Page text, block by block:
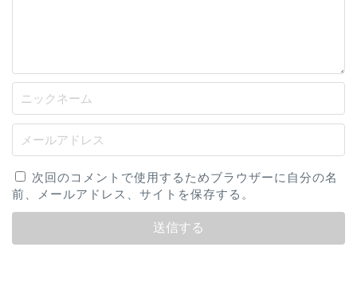
次回のコメントで使用するためブラウザーに自分の名
前、メールアドレス、サイトを保存する。